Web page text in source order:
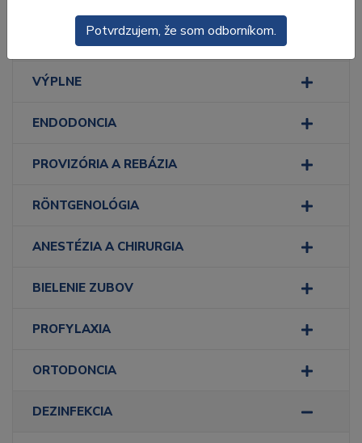
ODLTAČKOVANIE
VÝPLNE
ENDODONCIA
PROVIZÓRIA A REBÁZIA
RÖNTGENOLÓGIA
ANESTÉZIA A CHIRURGIA
BIELENIE ZUBOV
PROFYLAXIA
ORTODONCIA
DEZINFEKCIA
Potvrdzujem, že som odborníkom.